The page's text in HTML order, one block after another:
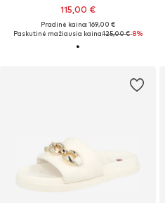
115,00 €
Pradinė kaina: 169,00 €
Paskutinė mažiausia kaina:125,00 €-8%